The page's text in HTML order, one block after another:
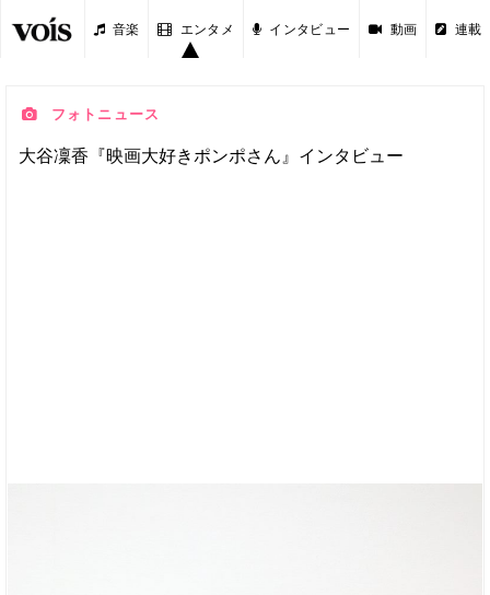
音楽 エンタメ インタビュー 動画 連載
フォトニュース
大谷凜香『映画大好きポンポさん』インタビュー